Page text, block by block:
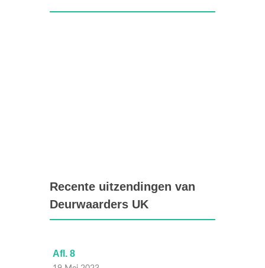
Recente uitzendingen van
Deurwaarders UK
Afl. 8